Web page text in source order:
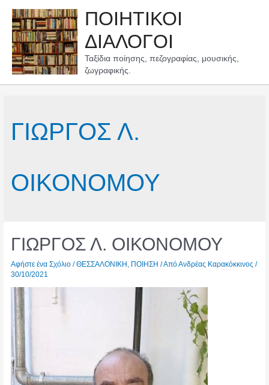
περιεχόμενο
ΠΟΙΗΤΙΚΟΙ
ΔΙΑΛΟΓΟΙ
Ταξίδια ποίησης, πεζογραφίας, μουσικής,
ζωγραφικής.
ΓΙΩΡΓΟΣ Λ.
ΟΙΚΟΝΟΜΟΥ
ΓΙΩΡΓΟΣ Λ. ΟΙΚΟΝΟΜΟΥ
Αφήστε ένα Σχόλιο /ΘΕΣΣΑΛΟΝΙΚΗ, ΠΟΙΗΣΗ / ΑπόΑνδρέας Καρακόκκινος /
30/10/2021